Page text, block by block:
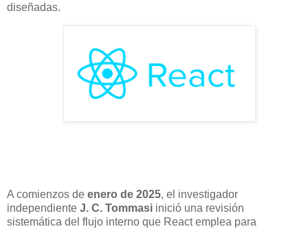
diseñadas.
A comienzos de enero de 2025, el investigador
independiente J. C. Tommasi inició una revisión
sistemática del flujo interno que React emplea para